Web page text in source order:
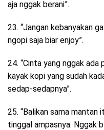
aja nggak berani”.
23. “Jangan kebanyakan
ngopi saja biar enjoy”.
24. “Cinta yang nggak
kayak kopi yang sudah
sedap-sedapnya”.
25. “Balikan sama mantan
tinggal ampasnya. Nggak